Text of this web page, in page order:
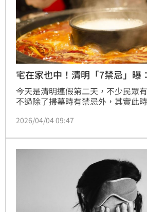
宅在家也中！清明「7禁忌」曝
今天是清明連假第二天，不少民眾
不過除了掃墓時有禁忌外，其實此
大、晴雨多變，讓人出現疲倦困乏等
酸、辣也不好，如麻辣火鍋、炸物
來避免嘴破等疾病。（記者：簡浩
2026/04/04 09:47